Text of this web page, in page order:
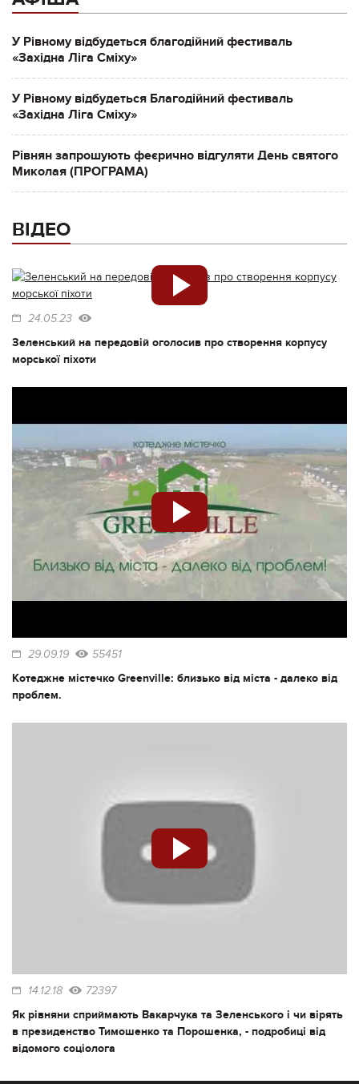
У Рівному відбудеться благодійний фестиваль
«Західна Ліга Сміху»
У Рівному відбудеться Благодійний фестиваль
«Західна Ліга Сміху»
Рівнян запрошують феєрично відгуляти День святого
Миколая (ПРОГРАМА)
ВІДЕО
24.05.23
Зеленський на передовій оголосив про створення корпусу
морської піхоти
29.09.19 55451
Котеджне містечко Greenville: близько від міста - далеко від
проблем.
14.12.18 72397
Як рівняни сприймають Вакарчука та Зеленського і чи вірять
в президенство Тимошенко та Порошенка, - подробиці від
відомого соціолога